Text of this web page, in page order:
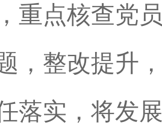
重点核查党
，整改提升
落实，将发